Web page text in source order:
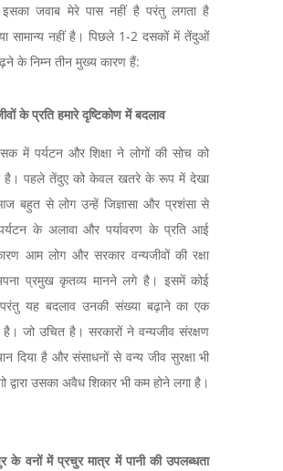
इसका जवाब मेरे पास नहीं है परंतु लगता है
सामान्य नहीं है। पिछले 1-2 दसकों में तेंदुओं
के निम्न तीन मुख्य कारण हैं:
के प्रति हमारे दृष्टिकोण में बदलाव
में पर्यटन और शिक्षा ने लोगों की सोच को
है। पहले तेंदुए को केवल खतरे के रूप में देखा
बहुत से लोग उन्हें जिज्ञासा और प्रशंसा से
के अलावा और पर्यावरण के प्रति आई
आम लोग और सरकार वन्यजीवों की रक्षा
प्रमुख कृतव्य मानने लगे है। इसमें कोई
परंतु यह बदलाव उनकी संख्या बढ़ाने का एक
जो उचित है। सरकारों ने वन्यजीव संरक्षण
दिया है और संसाधनों से वन्य जीव सुरक्षा भी
द्वारा उसका अवैध शिकार भी कम होने लगा है।
के वनों में प्रचुर मात्र में पानी की उपलब्धता